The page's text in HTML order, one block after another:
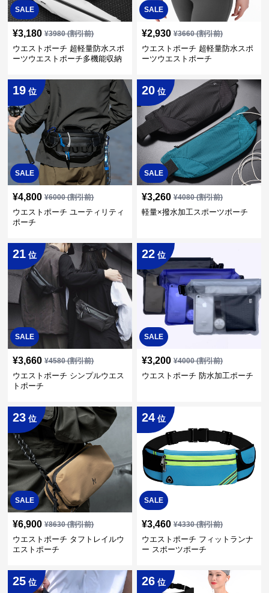
SALE
¥3,180 ¥3980(割引前)
ウエストポーチ 超軽量防水スポ
ーツウエストポーチ多機能収納
SALE
¥2,930 ¥3660(割引前)
ウエストポーチ 超軽量防水スポ
ーツウエストポーチ
SALE
19 位
¥4,800 ¥6000(割引前)
ウエストポーチ ユーティリティ
ポーチ
SALE
20 位
¥3,260 ¥4080(割引前)
軽量×撥水加工スポーツポーチ
SALE
21 位
¥3,660 ¥4580(割引前)
ウエストポーチ シンプルウエス
トポーチ
SALE
22 位
¥3,200 ¥4000(割引前)
ウエストポーチ 防水加工ポーチ
SALE
23 位
¥6,900 ¥8630(割引前)
ウエストポーチ タフトレイルウ
エストポーチ
SALE
24 位
¥3,460 ¥4330(割引前)
ウエストポーチ フィットランナ
ー スポーツポーチ
25 位 26 位